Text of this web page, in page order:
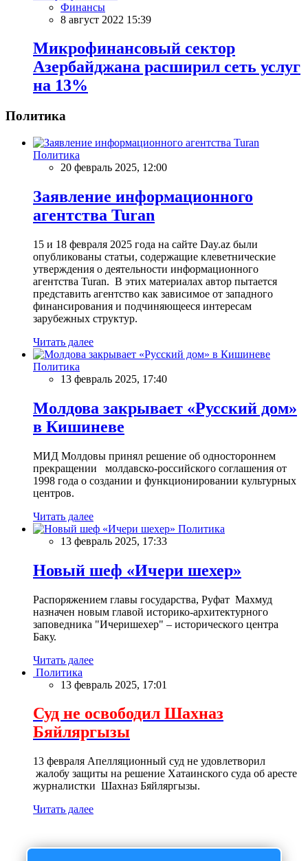
Финансы
8 август 2022 15:39
Микрофинансовый сектор
Азербайджана расширил сеть услуг
на 13%
Политика
Политика
20 февраль 2025, 12:00
Заявление информационного
агентства Turan
15 и 18 февраля 2025 года на сайте Day.az были
опубликованы статьи, содержащие клеветнические
утверждения о деятельности информационного
агентства Turan. В этих материалах автор пытается
представить агентство как зависимое от западного
финансирования и подчиняющееся интересам
зарубежных структур.
Читать далее
Политика
13 февраль 2025, 17:40
Молдова закрывает «Русский дом»
в Кишиневе
МИД Молдовы принял решение об одностороннем
прекращении молдавско-российского соглашения от
1998 года о создании и функционировании культурных
центров.
Читать далее
Политика
13 февраль 2025, 17:33
Новый шеф «Ичери шехер»
Распоряжением главы государства, Руфат Махмуд
назначен новым главой историко-архитектурного
заповедника "Ичеришехер" – исторического центра
Баку.
Читать далее
Политика
13 февраль 2025, 17:01
Суд не освободил Шахназ
Бяйляргызы
13 февраля Апелляционный суд не удовлетворил
жалобу защиты на решение Хатаинского суда об аресте
журналистки Шахназ Бяйляргызы.
Читать далее